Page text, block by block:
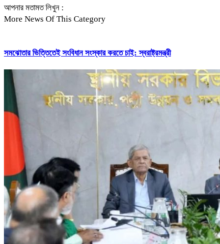
আপনার মতামত লিখুন :
More News Of This Category
সমঝোতার ভিত্তিতেই সংবিধান সংস্কার করতে চাই: স্বরাষ্ট্রমন্ত্রী